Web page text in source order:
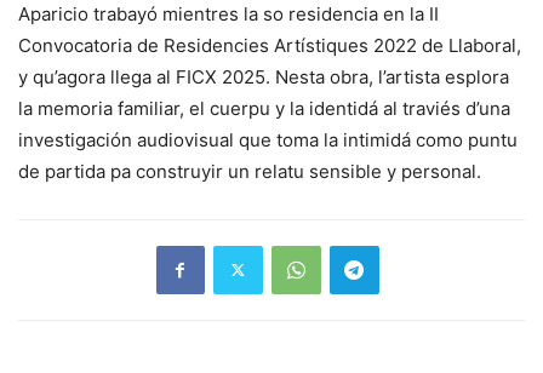
Aparicio trabayó mientres la so residencia en la II
Convocatoria de Residencies Artístiques 2022 de Llaboral,
y qu’agora llega al FICX 2025. Nesta obra, l’artista esplora
la memoria familiar, el cuerpu y la identidá al traviés d’una
investigación audiovisual que toma la intimidá como puntu
de partida pa construyir un relatu sensible y personal.